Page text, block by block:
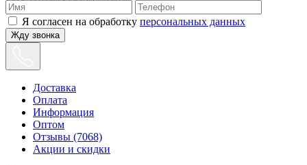
Я согласен на обработку персональных данных
Жду звонка
Доставка
Оплата
Информация
Оптом
Отзывы (7068)
Акции и скидки